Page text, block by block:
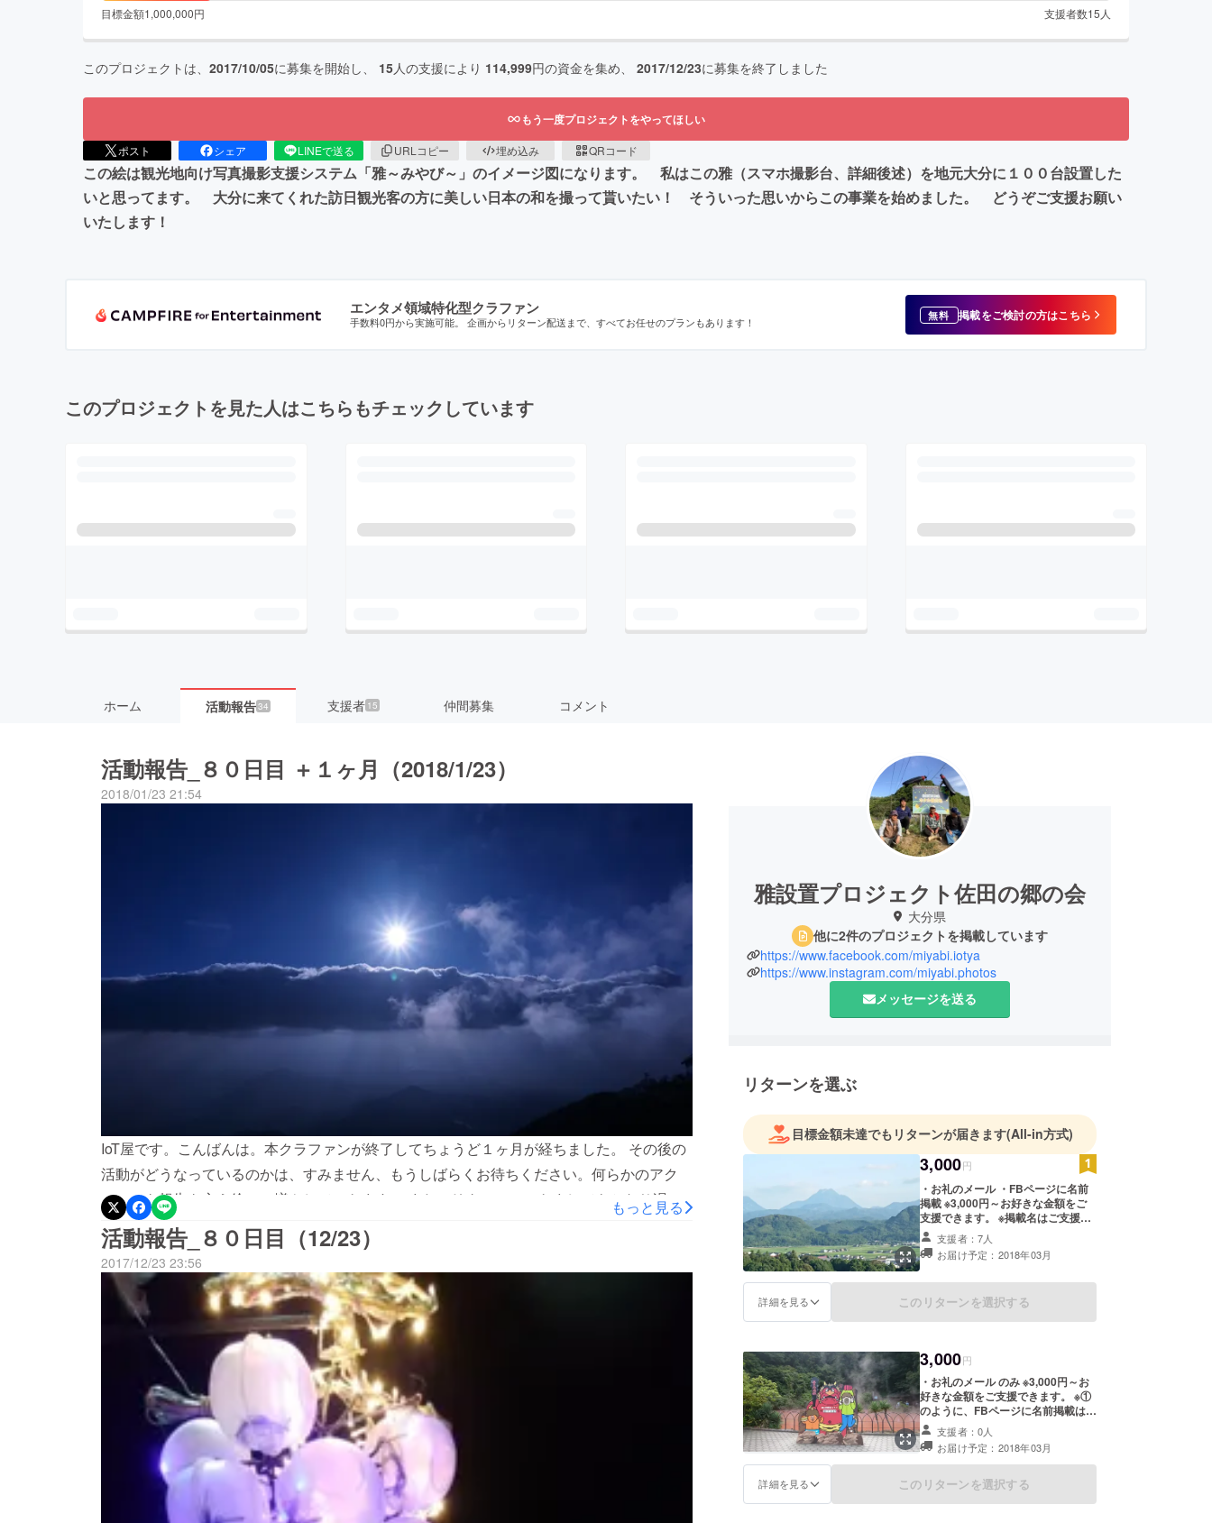
目標金額1,000,000円 支援者数15 人
このプロジェクトは、 2017/10/05に募集を開始し、 15人の支援により 114,999円の資金を集め、 2017/12/23に募集を終了しました
もう一度プロジェクトをやってほしい
ポスト シェア LINEで送る URLコピー 埋め込み QRコード
この絵は観光地向け写真撮影支援システム「雅～みやび～」のイメージ図になります。 私はこの雅（スマホ撮影台、詳細後述）を地元大分に１００台設置した
いと思ってます。 大分に来てくれた訪日観光客の方に美しい日本の和を撮って貰いたい！ そういった思いからこの事業を始めました。 どうぞご支援お願い
いたします！
エンタメ領域特化型クラファン
手数料0円から実施可能。 企画からリターン配送まで、すべてお任せのプランもあります！ 無料 掲載をご検討の方はこちら
このプロジェクトを見た人はこちらもチェックしています
ホーム 活動報告34 支援者 15 仲間募集 コメント
活動報告_８０日目 ＋１ヶ月（2018/1/23）
2018/01/23 21:54
IoT屋です。こんばんは。本クラファンが終了してちょうど１ヶ月が経ちました。 その後の
活動がどうなっているのかは、すみません、もうしばらくお待ちください。何らかのアク
ションを報告を交え徐々に増やしていきます。 また、リターンにつきましてもかなり遅く
なってますが、当然ながらしっかりと履行していきますのでご了承お願いいたします。 な
お、リターンが遅くなっている一因（ほぼ主因）は、クラファンの支援金がCAMPFIREか
ら入金されるのがプロジェクト終了月の翌月末（＝1月末）になっている点にあります。 こ
の点については少し改善はしてもらいたいと思っているのですが、即入金をしてもらいたい
場合はオプションとして３万円ほどCAMPFIREに別途手数料を支払う仕組みになっていま
す。ここも実は閉口している点なのですが（そうなっているのは事前に知っていました
が）、自分では何ともできない点です。待つしかありません。 そして、リターンについて
は雅のグッズがほとんどなのですが、２件ほど雅を置ける権利を頂いております。そちらの
設置進捗も含め、主に２月以降からプロジェクトを進めていきますので、お渡瀬しておりま
すがどうぞよろしくお願いいたします。なお、前回（８０日目）の活動報告で以下の記載を
していたことを付記いたします。～～～～～～～～～～～～～～～～～～～～～～～～～～
～～～～～～～～～～～～～～本格的な最後の「活動報告」は、ご支援金を含めた収支報告
もっと見る
活動報告_８０日目（12/23）
2017/12/23 23:56
雅設置プロジェクト佐田の郷の会
大分県
他に2件のプロジェクトを掲載しています
https://www.facebook.com/miyabi.iotya
https://www.instagram.com/miyabi.photos
メッセージを送る
リターンを選ぶ
目標金額未達でもリターンが届きます(All-in方式)
3,000円
・お礼のメール ・FBページに名前
掲載 ※3,000円～お好きな金額をご
支援できます。 ※掲載名はご支援時
のユーザー名となります。
支援者：7人
お届け予定：2018年03月
詳細を見る このリターンを選択する
3,000円
・お礼のメール のみ ※3,000円～お
好きな金額をご支援できます。 ※①
のように、FBページに名前掲載はい
たしません。 →とにかく支援した
い方向けのメニューになります。
支援者：0人
お届け予定：2018年03月
詳細を見る このリターンを選択する